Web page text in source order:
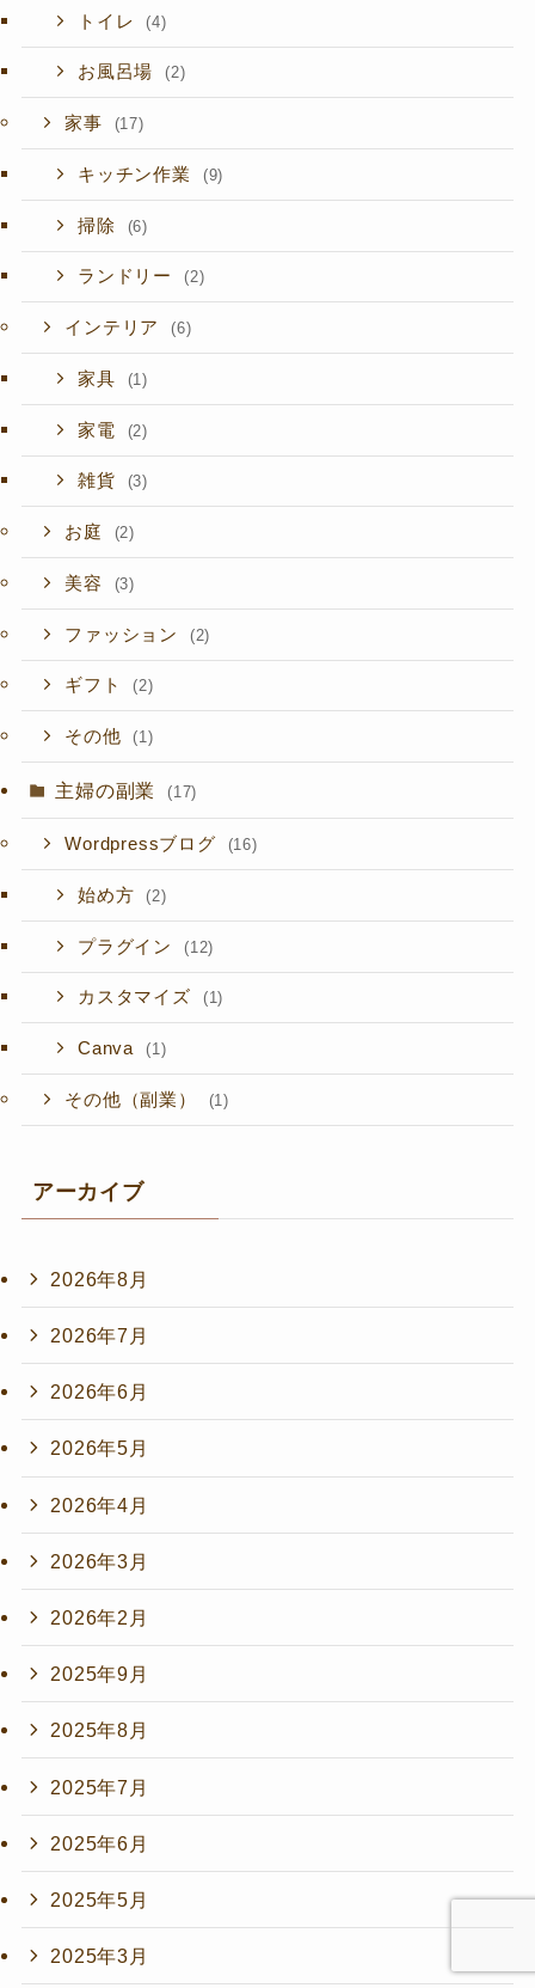
トイレ (4)
お風呂場 (2)
家事 (17)
キッチン作業 (9)
掃除 (6)
ランドリー (2)
インテリア (6)
家具 (1)
家電 (2)
雑貨 (3)
お庭 (2)
美容 (3)
ファッション (2)
ギフト (2)
その他 (1)
主婦の副業 (17)
Wordpressブログ (16)
始め方 (2)
プラグイン (12)
カスタマイズ (1)
Canva (1)
その他（副業） (1)
アーカイブ
2026年8月
2026年7月
2026年6月
2026年5月
2026年4月
2026年3月
2026年2月
2025年9月
2025年8月
2025年7月
2025年6月
2025年5月
2025年3月